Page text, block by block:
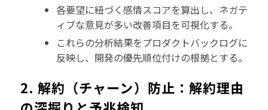
各要望に紐づく感情スコアを算出し、ネガテ
ィブな意見が多い改善項目を可視化する。
これらの分析結果をプロダクトバックログに
反映し、開発の優先順位付けの根拠とする。
2. 解約（チャーン）防止：解約理由